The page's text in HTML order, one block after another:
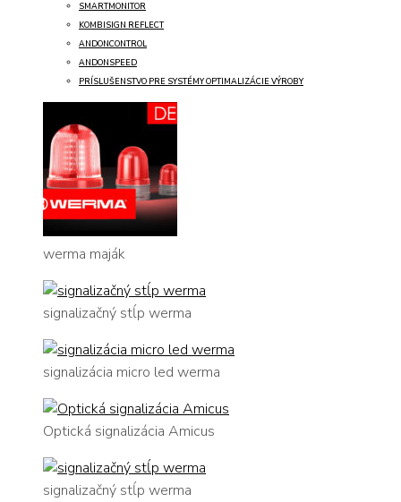
SMARTMONITOR
KOMBISIGN REFLECT
ANDONCONTROL
ANDONSPEED
PRÍSLUŠENSTVO PRE SYSTÉMY OPTIMALIZÁCIE VÝROBY
werma maják
signalizačný stĺp werma
signalizácia micro led werma
Optická signalizácia Amicus
signalizačný stĺp werma